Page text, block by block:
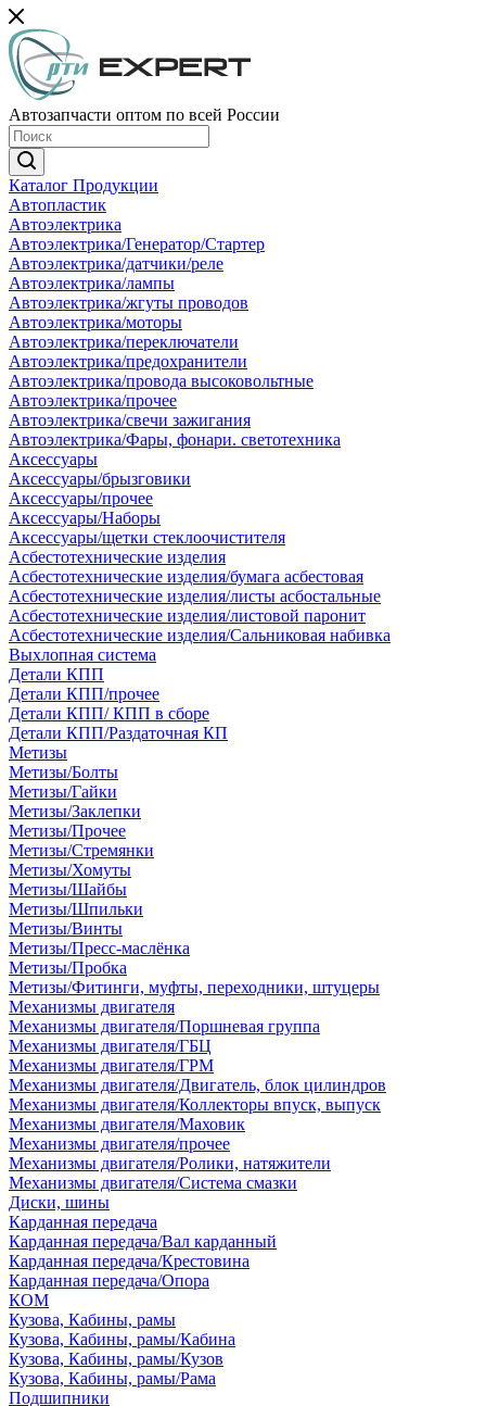
Автозапчасти оптом по всей России
Каталог Продукции
Автопластик
Автоэлектрика
Автоэлектрика/Генератор/Стартер
Автоэлектрика/датчики/реле
Автоэлектрика/лампы
Автоэлектрика/жгуты проводов
Автоэлектрика/моторы
Автоэлектрика/переключатели
Автоэлектрика/предохранители
Автоэлектрика/провода высоковольтные
Автоэлектрика/прочее
Автоэлектрика/свечи зажигания
Автоэлектрика/Фары, фонари. светотехника
Аксессуары
Аксессуары/брызговики
Аксессуары/прочее
Аксессуары/Наборы
Аксессуары/щетки стеклоочистителя
Асбестотехнические изделия
Асбестотехнические изделия/бумага асбестовая
Асбестотехнические изделия/листы асбостальные
Асбестотехнические изделия/листовой паронит
Асбестотехнические изделия/Сальниковая набивка
Выхлопная система
Детали КПП
Детали КПП/прочее
Детали КПП/ КПП в сборе
Детали КПП/Раздаточная КП
Метизы
Метизы/Болты
Метизы/Гайки
Метизы/Заклепки
Метизы/Прочее
Метизы/Стремянки
Метизы/Хомуты
Метизы/Шайбы
Метизы/Шпильки
Метизы/Винты
Метизы/Пресс-маслёнка
Метизы/Пробка
Метизы/Фитинги, муфты, переходники, штуцеры
Механизмы двигателя
Механизмы двигателя/Поршневая группа
Механизмы двигателя/ГБЦ
Механизмы двигателя/ГРМ
Механизмы двигателя/Двигатель, блок цилиндров
Механизмы двигателя/Коллекторы впуск, выпуск
Механизмы двигателя/Маховик
Механизмы двигателя/прочее
Механизмы двигателя/Ролики, натяжители
Механизмы двигателя/Система смазки
Диски, шины
Карданная передача
Карданная передача/Вал карданный
Карданная передача/Крестовина
Карданная передача/Опора
КОМ
Кузова, Кабины, рамы
Кузова, Кабины, рамы/Кабина
Кузова, Кабины, рамы/Кузов
Кузова, Кабины, рамы/Рама
Подшипники